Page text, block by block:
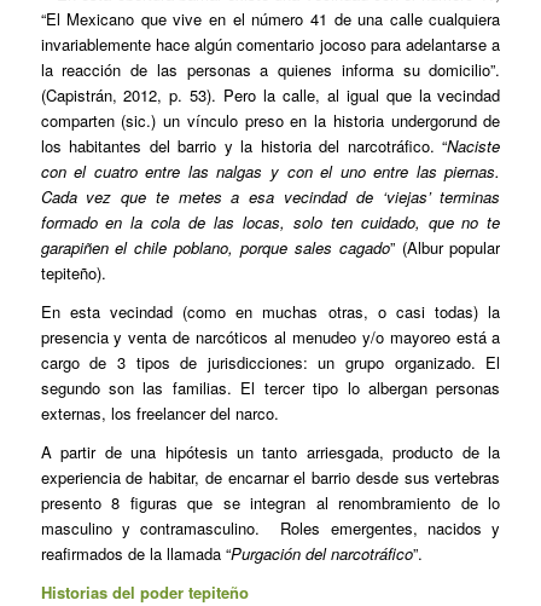
“El Mexicano que vive en el número 41 de una calle cualquiera
invariablemente hace algún comentario jocoso para adelantarse a
la reacción de las personas a quienes informa su domicilio”.
(Capistrán, 2012, p. 53). Pero la calle, al igual que la vecindad
comparten (sic.) un vínculo preso en la historia undergorund de
los habitantes del barrio y la historia del narcotráfico. “Naciste
con el cuatro entre las nalgas y con el uno entre las piernas.
Cada vez que te metes a esa vecindad de ‘viejas’ terminas
formado en la cola de las locas, solo ten cuidado, que no te
garapiñen el chile poblano, porque sales cagado” (Albur popular
tepiteño).
En esta vecindad (como en muchas otras, o casi todas) la
presencia y venta de narcóticos al menudeo y/o mayoreo está a
cargo de 3 tipos de jurisdicciones: un grupo organizado. El
segundo son las familias. El tercer tipo lo albergan personas
externas, los freelancer del narco.
A partir de una hipótesis un tanto arriesgada, producto de la
experiencia de habitar, de encarnar el barrio desde sus vertebras
presento 8 figuras que se integran al renombramiento de lo
masculino y contramasculino. Roles emergentes, nacidos y
reafirmados de la llamada “Purgación del narcotráfico”.
Historias del poder tepiteño